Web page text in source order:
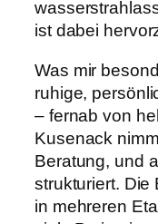
ist dabei
Was mir
ruhige,
– fernab von
Kusenack
Beratung, und
strukturiert. Die
in mehreren